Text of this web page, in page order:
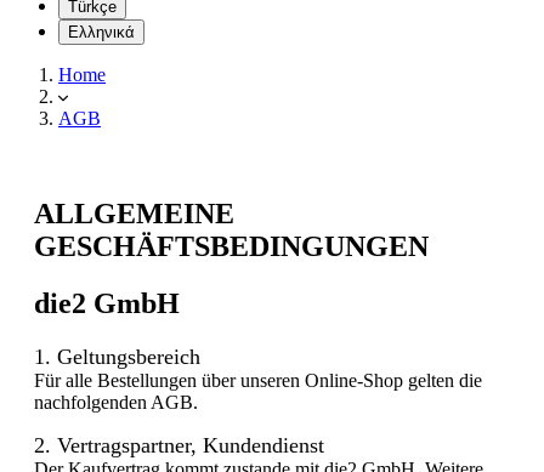
Türkçe
Ελληνικά
Home
AGB
ALLGEMEINE
GESCHÄFTSBEDINGUNGEN
die2 GmbH
1. Geltungsbereich
Für alle Bestellungen über unseren Online-Shop gelten die
nachfolgenden AGB.
2. Vertragspartner, Kundendienst